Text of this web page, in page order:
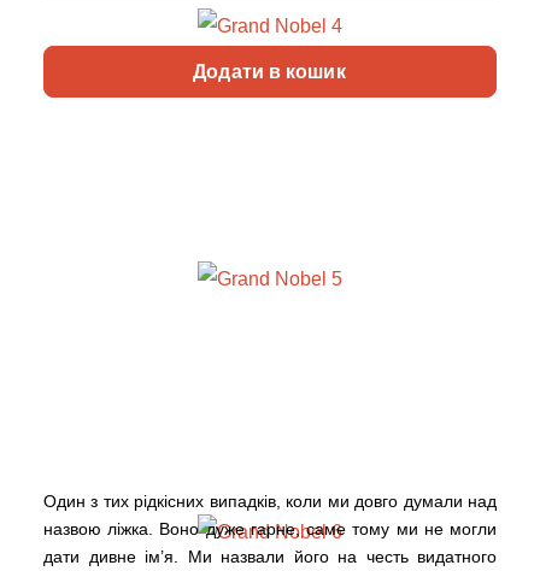
Додати в кошик
Один з тих рідкісних випадків, коли ми довго думали над
назвою ліжка. Воно дуже гарне, саме тому ми не могли
дати дивне ім’я. Ми назвали його на честь видатного